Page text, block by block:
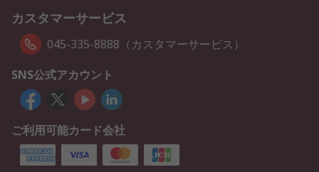
カスタマーサービス
045-335-8888（カスタマーサービス）
SNS公式アカウント
ご利用可能カード会社